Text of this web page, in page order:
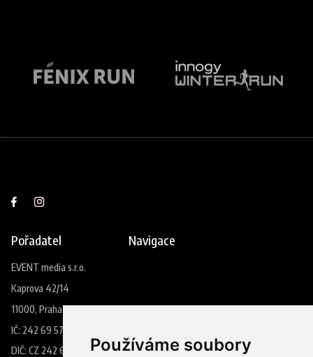
Používáme soubory
Pořadatel
EVENT media s.r.o.
Kaprova 42/14
11000, Praha 1
IČ: 242 69 573
DIČ: CZ 242 69 573
Navigace